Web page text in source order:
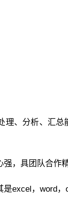
理、分析、汇
，具团队合作
excel，word，